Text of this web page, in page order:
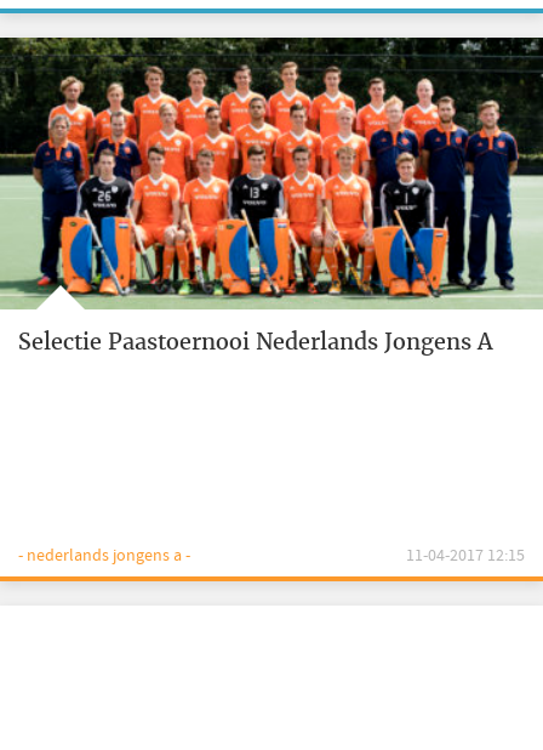
Selectie Paastoernooi Nederlands Jongens A
- nederlands jongens a - 11-04-2017 12:15